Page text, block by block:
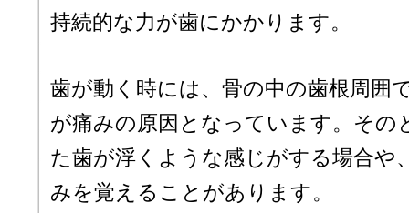
持続的な力が歯にかかります。
歯が動く時には、骨の中の歯根周囲
が痛みの原因となっています。その
た歯が浮くような感じがする場合や
みを覚えることがあります。